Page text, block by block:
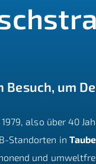
um
also über 40
Standorten in
und